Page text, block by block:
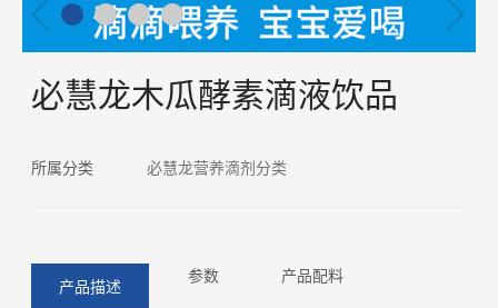
必慧龙木瓜酵素滴液饮品
所属分类 必慧龙营养滴剂分类
产品描述 参数 产品配料